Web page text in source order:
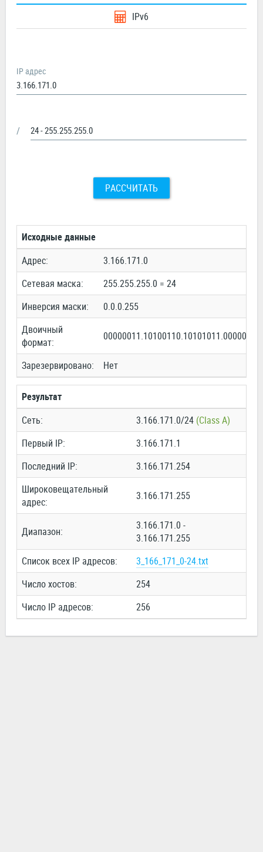
IPv6
IP адрес
/
РАССЧИТАТЬ
Исходные данные
Адрес:
3.166.171.0
Сетевая маска:
255.255.255.0 = 24
Инверсия маски:
0.0.0.255
Двоичный
формат:
00000011.10100110.10101011.00000000
Зарезервировано: Нет
Результат
Сеть:
3.166.171.0/24 (Class A)
Первый IP:
3.166.171.1
Последний IP:
3.166.171.254
Широковещательный
адрес:
3.166.171.255
Диапазон:
3.166.171.0 -
3.166.171.255
Список всех IP адресов:
3_166_171_0-24.txt
Число хостов:
254
Число IP адресов:
256